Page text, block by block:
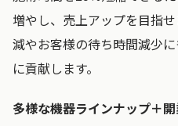
増やし、売上アップを目指
減やお客様の待ち時間減少
に貢献します。
多様な機器ラインナップ＋